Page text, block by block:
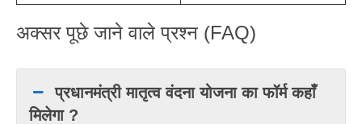
अक्सर पूछे जाने वाले प्रश्न (FAQ)
प्रधानमंत्री मातृत्व वंदना योजना का फॉर्म कहाँ
मिलेगा ?